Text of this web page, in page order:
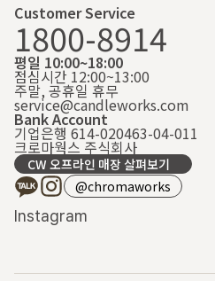
Customer Service
1800-8914
평일 10:00~18:00
점심시간 12:00~13:00
주말, 공휴일 휴무
service@candleworks.com
Bank Account
기업은행 614-020463-04-011
크로마웍스 주식회사
CW 오프라인 매장 살펴보기
@chromaworks
Instagram